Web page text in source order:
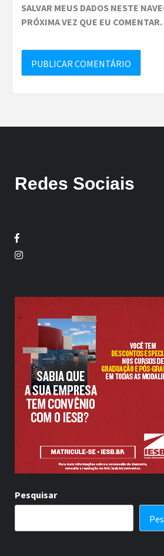
SALVAR MEUS DADOS NESTE
PRÓXIMA VEZ QUE EU COMENTAR.
Redes Sociais
Facebook
Twitter
Pesquisar